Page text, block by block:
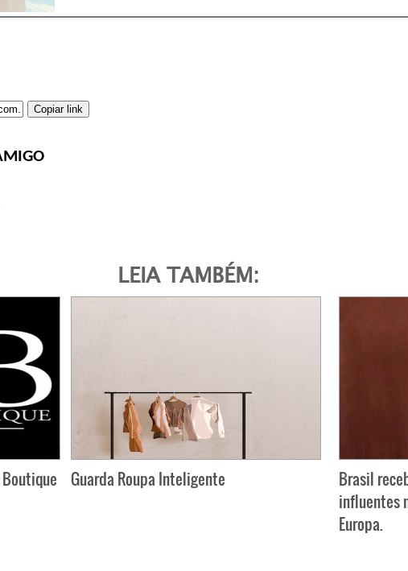
Copiar link
LEIA TAMBÉM:
Guarda Roupa Inteligente
Brasil
influentes
Europa.